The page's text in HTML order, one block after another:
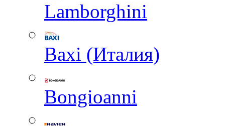
Lamborghini
Baxi (Италия)
Вongioanni